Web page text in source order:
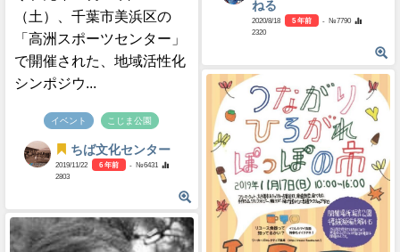
ねる
2020/8/18 5 年前
- №7790
2320
（土）、千葉市美浜区の
「高洲スポーツセンター」
で開催された、地域活性化
シンポジウ...
イベント こじま公園
ちば文化センター
2019/11/22 6 年前
- №6431
2803